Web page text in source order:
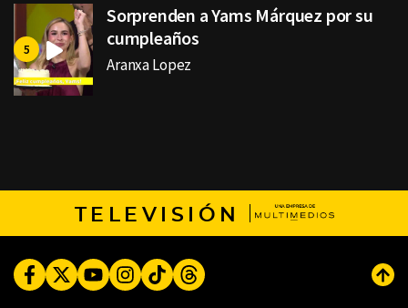
Sorprenden a Yams Márquez por su
cumpleaños
Aranxa Lopez
TELEVISIÓN
FacebookTwitterYoutubeInstagram
TikTokThreads